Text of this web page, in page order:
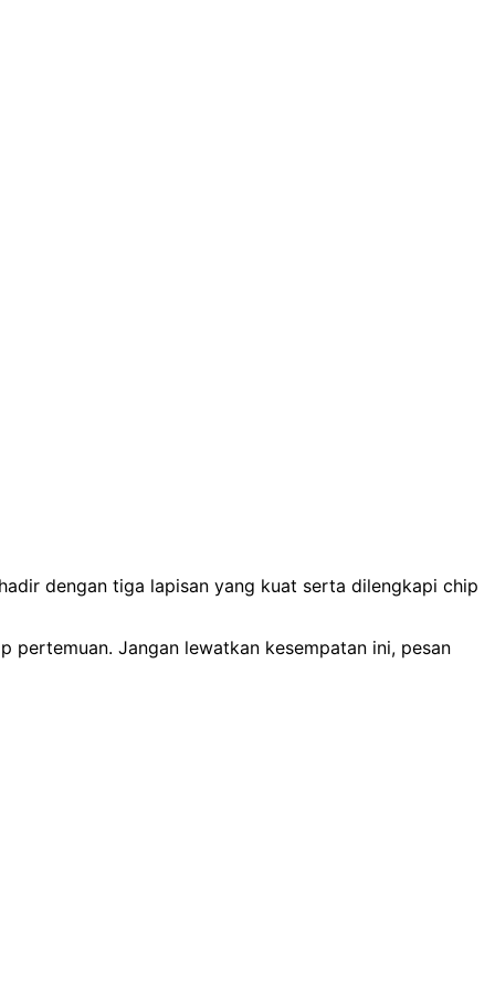
dengan tiga lapisan yang kuat serta dilengkapi chip
pertemuan. Jangan lewatkan kesempatan ini, pesan